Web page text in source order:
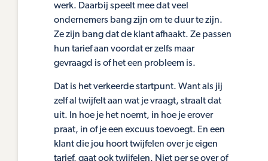
werk. Daarbij speelt mee dat veel
ondernemers bang zijn om te duur te zijn.
Ze zijn bang dat de klant afhaakt. Ze passen
hun tarief aan voordat er zelfs maar
gevraagd is of het een probleem is.
Dat is het verkeerde startpunt. Want als jij
zelf al twijfelt aan wat je vraagt, straalt dat
uit. In hoe je het noemt, in hoe je erover
praat, in of je een excuus toevoegt. En een
klant die jou hoort twijfelen over je eigen
tarief, gaat ook twijfelen. Niet per se over of